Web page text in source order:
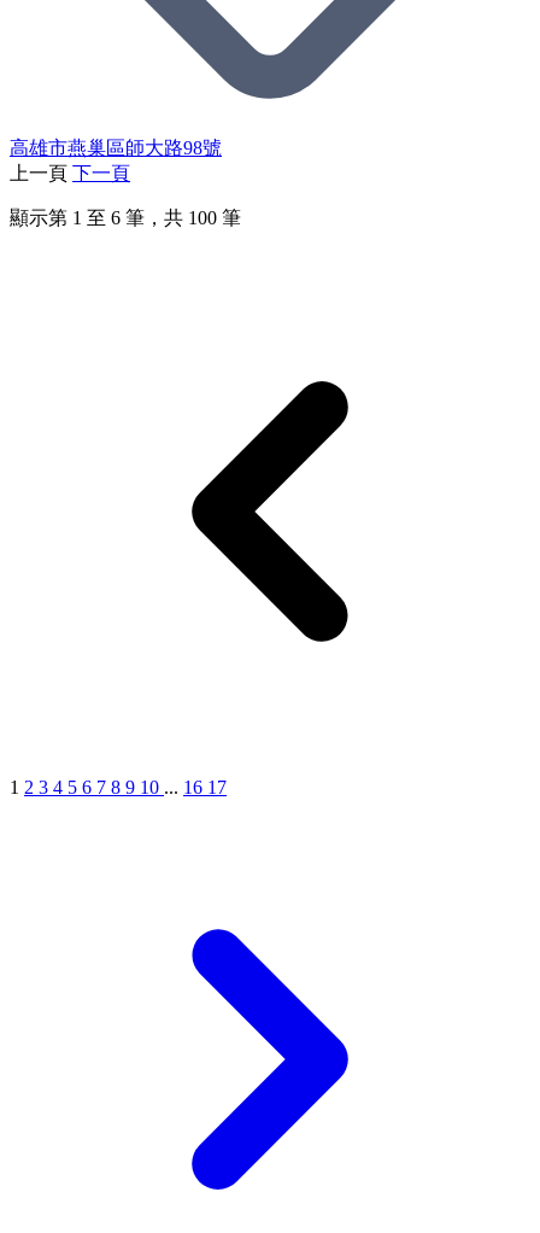
高雄市燕巢區師大路98號
上一頁 下一頁
顯示第 1 至 6 筆，共 100 筆
1 2 3 4 5 6 7 8 9 10 ... 16 17